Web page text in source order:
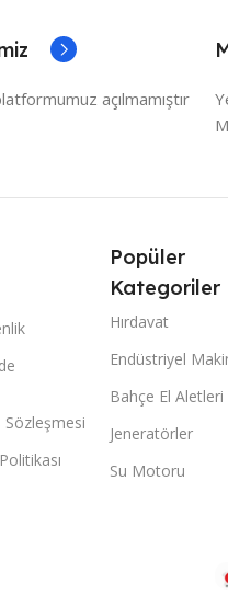
açılmamıştır
Sözleşmesi
Popüler
Kategoriler
Hırdavat
Endüstriyel
Bahçe El Aletleri
Jeneratörler
Su Motoru